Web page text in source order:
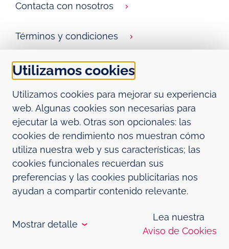
Contacta con nosotros
Términos y condiciones
Política de Privacidad
Sitemap
Dónde trabajamos
Web para profesionales sanitarios
Notificar posible reacción adversa
Canal de denuncias global GSK (Speak Up)
Utilizamos cookies
Utilizamos cookies para mejorar su experiencia
web. Algunas cookies son necesarias para
ejecutar la web. Otras son opcionales: las
cookies de rendimiento nos muestran cómo
utiliza nuestra web y sus características; las
cookies funcionales recuerdan sus
preferencias y las cookies publicitarias nos
ayudan a compartir contenido relevante.
Mostrar detalle ❮
Lea nuestra
Aviso de Cookies